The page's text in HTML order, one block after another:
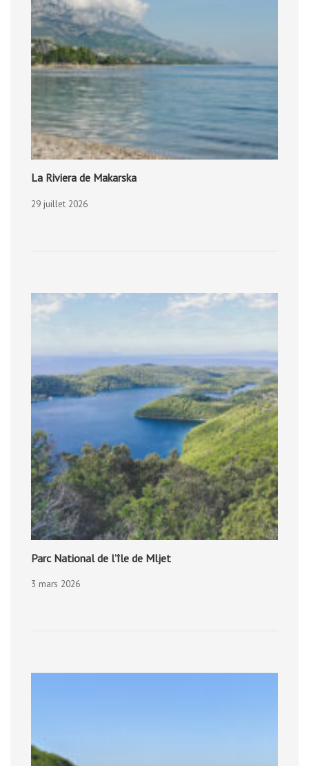
La Riviera de Makarska
29 juillet 2026
Parc National de l’île de Mljet
3 mars 2026